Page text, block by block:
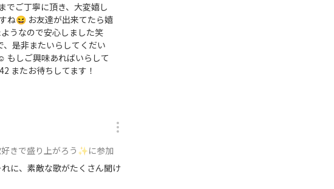
ご丁寧に頂き、大変嬉し
ね😆 お友達が出来てたら嬉
うなので安心しました笑
是非またいらしてくだい
もしご興味あればいらして
たお待ちしてます！
きで盛り上がろう✨に参加
に、素敵な歌がたくさん聞け